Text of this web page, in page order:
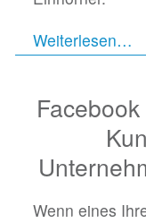
Weiterlesen…
Wenn eines